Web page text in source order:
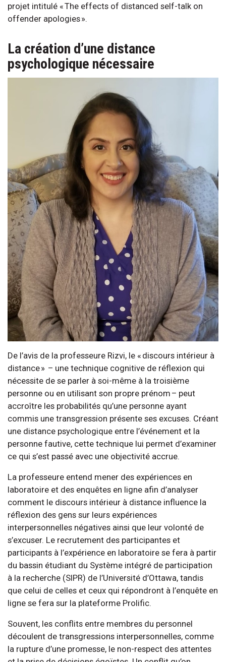
projet intitulé « The effects of distanced self-talk on
offender apologies ».
La création d’une distance
psychologique nécessaire
De l’avis de la professeure Rizvi, le « discours intérieur à
distance » – une technique cognitive de réflexion qui
nécessite de se parler à soi-même à la troisième
personne ou en utilisant son propre prénom – peut
accroître les probabilités qu’une personne ayant
commis une transgression présente ses excuses. Créant
une distance psychologique entre l’événement et la
personne fautive, cette technique lui permet d’examiner
ce qui s’est passé avec une objectivité accrue.
La professeure entend mener des expériences en
laboratoire et des enquêtes en ligne afin d’analyser
comment le discours intérieur à distance influence la
réflexion des gens sur leurs expériences
interpersonnelles négatives ainsi que leur volonté de
s’excuser. Le recrutement des participantes et
participants à l’expérience en laboratoire se fera à partir
du bassin étudiant du Système intégré de participation
à la recherche (SIPR) de l’Université d’Ottawa, tandis
que celui de celles et ceux qui répondront à l’enquête en
ligne se fera sur la plateforme Prolific.
Souvent, les conflits entre membres du personnel
découlent de transgressions interpersonnelles, comme
la rupture d’une promesse, le non-respect des attentes